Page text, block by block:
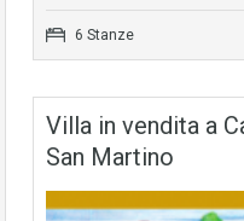
6 Stanze
Villa in vendita a
San Martino